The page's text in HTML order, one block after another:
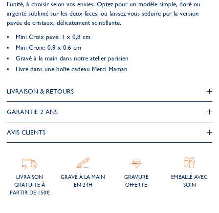
l’unité, à choisir selon vos envies. Optez pour un modèle simple, doré ou
argenté sublimé sur les deux faces, ou laissez-vous séduire par la version
pavée de cristaux, délicatement scintillante.
Mini Croix pavé: 1 x 0,8 cm
Mini Croix: 0.9 x 0.6 cm
Gravé à la main dans notre atelier parisien
Livré dans une boîte cadeau Merci Maman
LIVRAISON & RETOURS
GARANTIE 2 ANS
AVIS CLIENTS
LIVRAISON
GRATUITE À
PARTIR DE 150€
GRAVÉ À LA MAIN
EN 24H
GRAVURE
OFFERTE
EMBALLÉ AVEC
SOIN